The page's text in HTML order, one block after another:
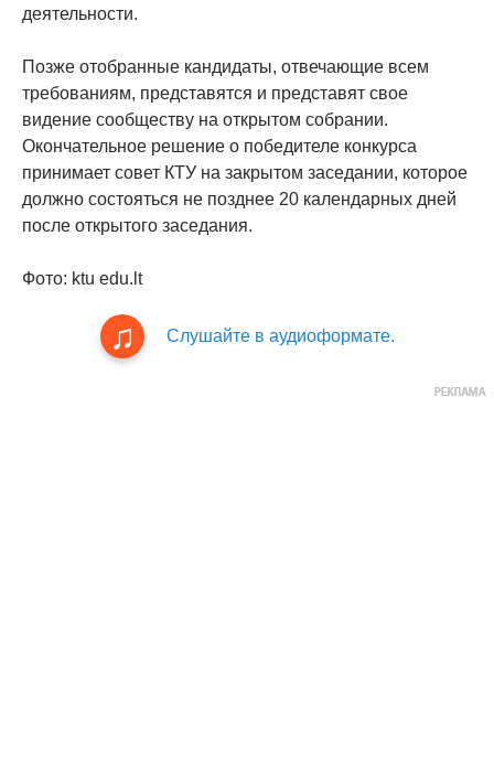
деятельности.
Позже отобранные кандидаты, отвечающие всем
требованиям, представятся и представят свое
видение сообществу на открытом собрании.
Окончательное решение о победителе конкурса
принимает совет КТУ на закрытом заседании, которое
должно состояться не позднее 20 календарных дней
после открытого заседания.
Фото: ktu edu.lt
Слушайте в аудиоформате.